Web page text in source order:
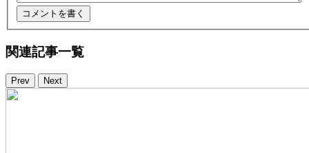
関連記事一覧
Prev Next